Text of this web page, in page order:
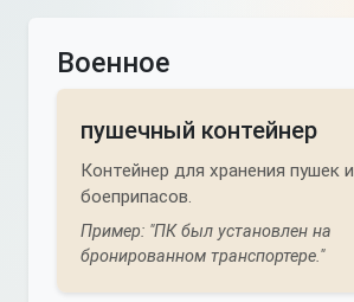
Военное
пушечный контейнер
Контейнер для хранения пушек и
боеприпасов.
Пример: "ПК был установлен на
бронированном транспортере."